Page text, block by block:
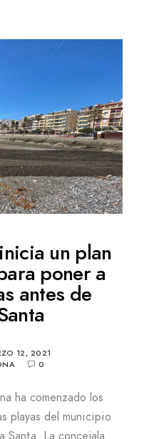
un plan
poner a
antes de
12, 2021
0
ha comenzado los
playas del municipio